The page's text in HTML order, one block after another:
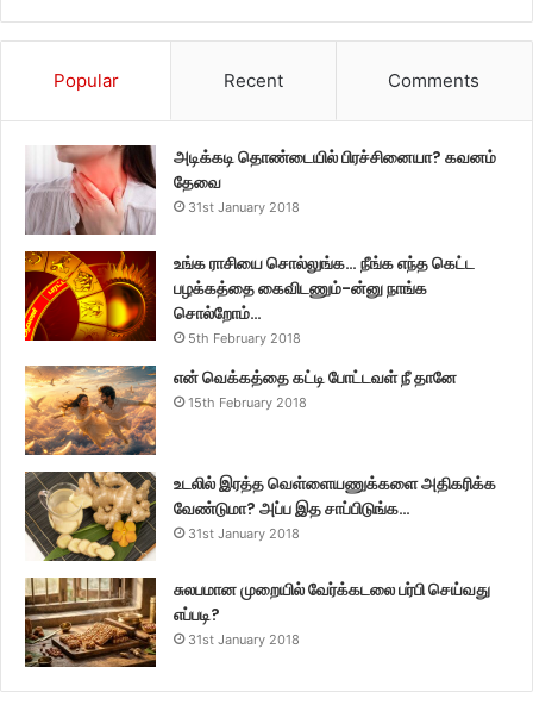
Popular Recent Comments
அடிக்கடி தொண்டையில் பிரச்சினையா? கவனம்
தேவை
31st January 2018
உங்க ராசியை சொல்லுங்க… நீங்க எந்த கெட்ட
பழக்கத்தை கைவிடணும்-ன்னு நாங்க
சொல்றோம்…
5th February 2018
என் வெக்கத்தை கட்டி போட்டவள் நீ தானே
15th February 2018
உடலில் இரத்த வெள்ளையணுக்களை அதிகரிக்க
வேண்டுமா? அப்ப இத சாப்பிடுங்க…
31st January 2018
சுலபமான முறையில் வேர்க்கடலை பர்பி செய்வது
எப்படி?
31st January 2018